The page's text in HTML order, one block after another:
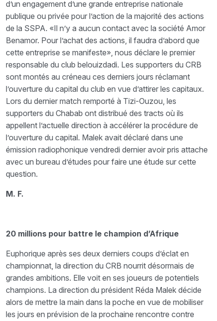
d’un engagement d’une grande entreprise nationale
publique ou privée pour l’action de la majorité des actions
de la SSPA. «Il n’y a aucun contact avec la société Amor
Benamor. Pour l’achat des actions, il faudra d’abord que
cette entreprise se manifeste», nous déclare le premier
responsable du club belouizdadi. Les supporters du CRB
sont montés au créneau ces derniers jours réclamant
l’ouverture du capital du club en vue d’attirer les capitaux.
Lors du dernier match remporté à Tizi-Ouzou, les
supporters du Chabab ont distribué des tracts où ils
appellent l’actuelle direction à accélérer la procédure de
l’ouverture du capital. Malek avait déclaré dans une
émission radiophonique vendredi dernier avoir pris attache
avec un bureau d’études pour faire une étude sur cette
question.
M. F.
20 millions pour battre le champion d’Afrique
Euphorique après ses deux derniers coups d’éclat en
championnat, la direction du CRB nourrit désormais de
grandes ambitions. Elle voit en ses joueurs de potentiels
champions. La direction du président Réda Malek décide
alors de mettre la main dans la poche en vue de mobiliser
les jours en prévision de la prochaine rencontre contre